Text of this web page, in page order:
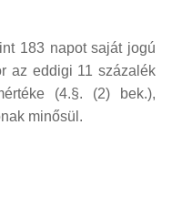
183 napot saját jogú
az eddigi 11 százalék
(4.§. (2) bek.),
minősül.